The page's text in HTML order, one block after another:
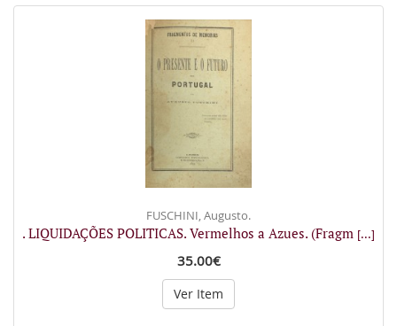
FUSCHINI, Augusto.
. LIQUIDAÇÕES POLITICAS. Vermelhos a Azues. (Fragm [...]
35.00€
Ver Item